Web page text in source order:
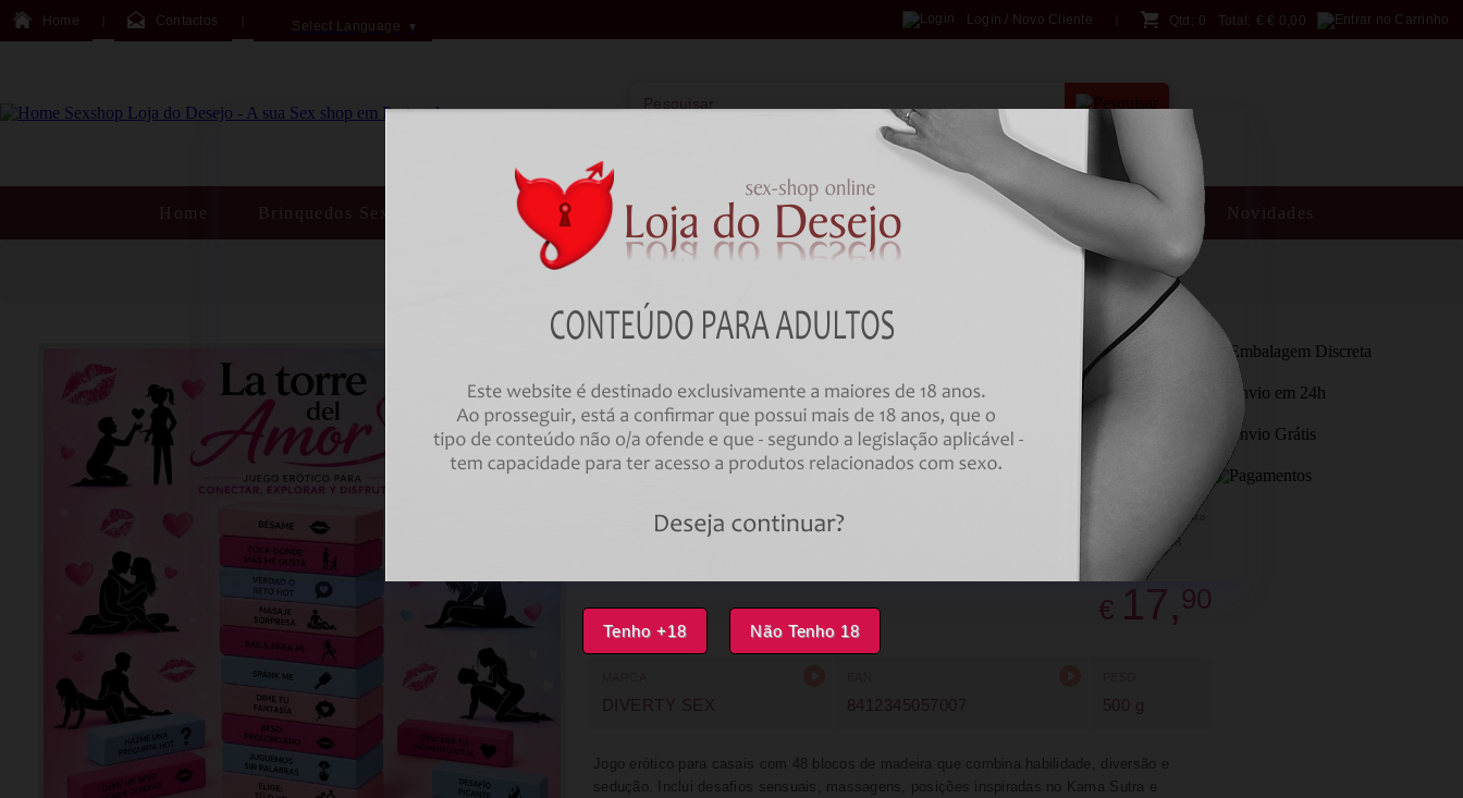
Tenho +18 Não Tenho 18
Home Contactos Select Language ▼ Login / Novo Cliente Qtd: 0 Total: € € 0,00
PESQUISA AVANÇADA
Home Brinquedos Sexuais Vibradores Lingerie Farmácia Brincadeiras Novidades
HOME
DIABLO PICANTE - LOVE TOWER GAME - SPANISH
VERSION
Código:00035800
SUGERIR
€ 17, 90
DIVERTY SEX 8412345057007 500 g
Jogo erótico para casais com 48 blocos de madeira que combina habilidade, diversão e
sedução. Inclui desafios sensuais, massagens, posições inspiradas no Kama Sutra e